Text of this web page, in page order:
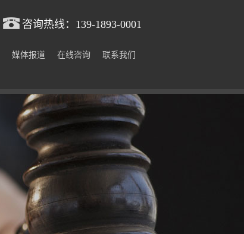
咨询热线： 139-1893-0001
媒体报道 在线咨询 联系我们